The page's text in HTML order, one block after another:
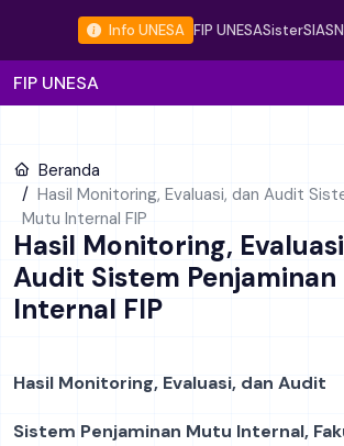
Info UNESA FIP UNESASisterSIASN
FIP UNESA
Beranda
Hasil Monitoring, Evaluasi, dan Audit
Mutu Internal FIP
Hasil Monitoring,
Audit Sistem
Internal FIP
Hasil Monitoring, Evaluasi, dan Audit
Sistem Penjaminan Mutu Internal,